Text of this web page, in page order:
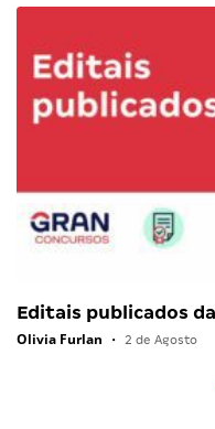
Editais publicados
Olivia Furlan • 2 de Agosto